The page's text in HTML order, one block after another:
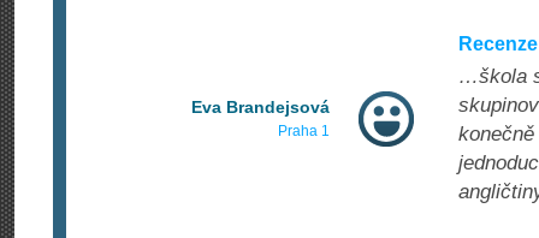
Eva Brandejsová
Praha 1
…škola